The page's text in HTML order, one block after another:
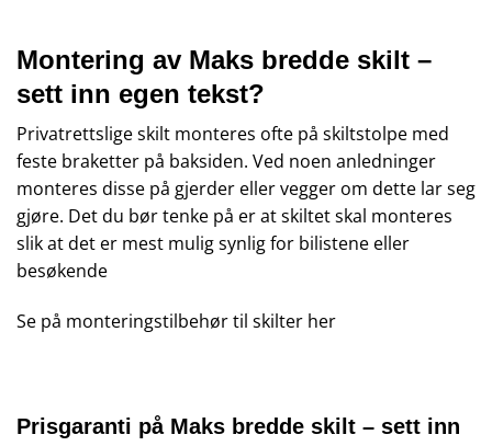
Montering av Maks bredde skilt –
sett inn egen tekst?
Privatrettslige skilt monteres ofte på skiltstolpe med
feste braketter på baksiden. Ved noen anledninger
monteres disse på gjerder eller vegger om dette lar seg
gjøre. Det du bør tenke på er at skiltet skal monteres
slik at det er mest mulig synlig for bilistene eller
besøkende
Se på monteringstilbehør til skilter her
Prisgaranti på Maks bredde skilt – sett inn